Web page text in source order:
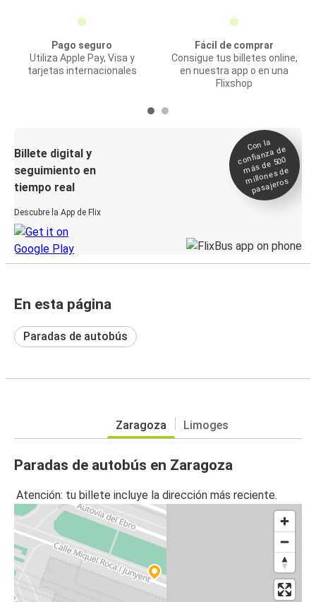
Pago seguro
Utiliza Apple Pay, Visa y
tarjetas internacionales
Fácil de comprar
Consigue tus billetes online,
en nuestra app o en una
Flixshop
Billete digital y
seguimiento en
tiempo real
Descubre la App de Flix
Con la
confianza de
más de 500
millones de
pasajeros
En esta página
Paradas de autobús
Zaragoza Limoges
Paradas de autobús en Zaragoza
Atención: tu billete incluye la dirección más reciente.